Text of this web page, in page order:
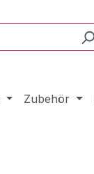
Zubehör